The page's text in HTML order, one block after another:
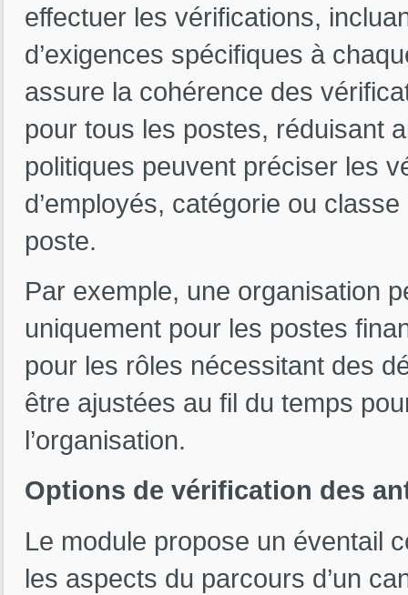
effectuer les vérifications,
d’exigences spécifiques à
assure la cohérence des
pour tous les postes, réduisant
politiques peuvent préciser les
d’employés, catégorie ou
poste.
Par exemple, une organisation
uniquement pour les postes
pour les rôles nécessitant des
être ajustées au fil du temps
l’organisation.
Options de vérification des
Le module propose un éventail
les aspects du parcours d’un